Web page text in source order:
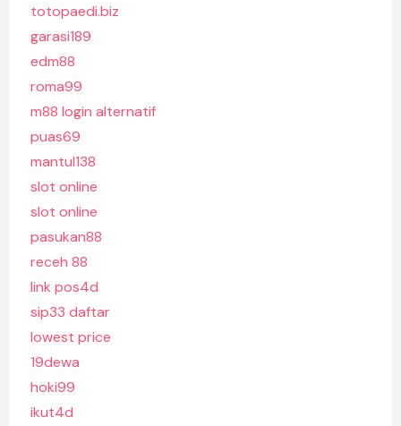
totopaedi.biz
garasi189
edm88
roma99
m88 login alternatif
puas69
mantul138
slot online
slot online
pasukan88
receh 88
link pos4d
sip33 daftar
lowest price
19dewa
hoki99
ikut4d